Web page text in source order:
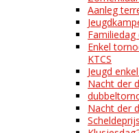
Aanleg
Familiedag
Enkel
KTCS
Jeugd
Nacht der
Nacht der